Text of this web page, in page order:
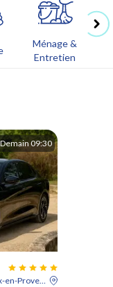
Ménage &
Entretien
Demain 09:30
Aix-en-Provence